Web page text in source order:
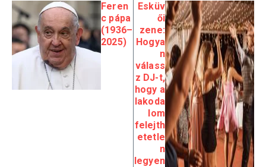
Feren
c pápa
(1936–
2025)​
Esküv
ői
zene:
Hogya
n
válass
z DJ-t,
hogy a
lakoda
lom
felejth
etetle
n
legyen